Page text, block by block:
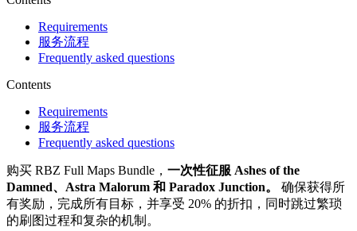
Requirements
服务流程
Frequently asked questions
Contents
Requirements
服务流程
Frequently asked questions
购买 RBZ Full Maps Bundle， 一次性征服 Ashes of the
Damned、Astra Malorum 和 Paradox Junction。
确保获得所
有奖励，完成所有目标，并享受 20% 的折扣，同时跳过繁琐
的刷图过程和复杂的机制。